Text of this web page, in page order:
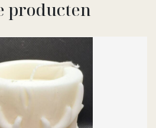
producten